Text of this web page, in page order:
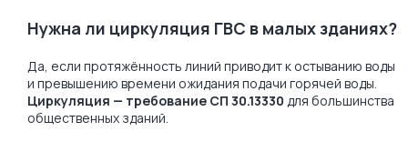
Нужна ли циркуляция ГВС в малых зданиях?
Да, если протяжённость линий приводит к остыванию воды
и превышению времени ожидания подачи горячей воды.
Циркуляция — требование СП 30.13330 для большинства
общественных зданий.